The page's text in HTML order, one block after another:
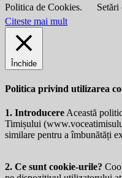
Politica de Cookies.
Setări
Citeste mai mult
Închide
Politica privind utilizarea
1. Introducere Această
Timișului (
similare pentru a îmbunătăți
2. Ce sunt cookie-urile?